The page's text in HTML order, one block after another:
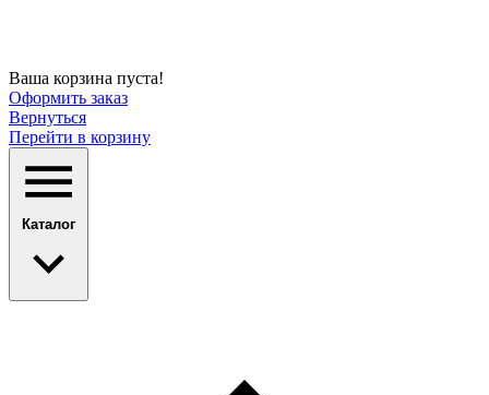
Ваша корзина пуста!
Оформить заказ
Вернуться
Перейти в корзину
Каталог